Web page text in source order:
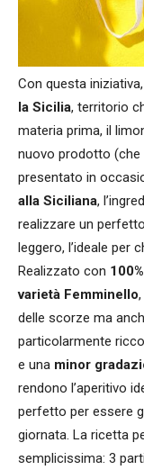
Con questa iniziativa,
la Sicilia, territorio
materia prima, il
nuovo prodotto (che
presentato in
alla Siciliana,
realizzare un perfetto
leggero, l’ideale per
Realizzato con
varietà Femminello
delle scorze ma
particolarmente
e una minor
rendono l’aperitivo
perfetto per essere
giornata. La ricetta
semplicissima: 3